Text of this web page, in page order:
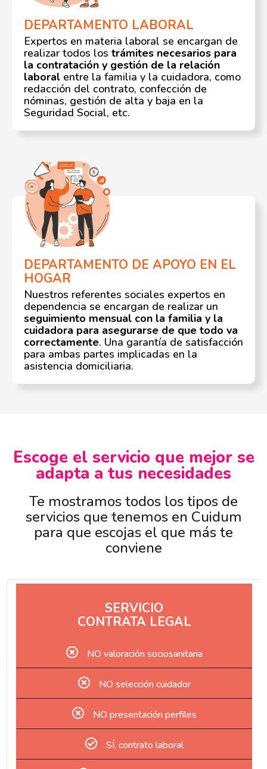
DEPARTAMENTO LABORAL
Expertos en materia laboral se encargan de
realizar todos los trámites necesarios para
la contratación y gestión de la relación
laboral entre la familia y la cuidadora, como
redacción del contrato, confección de
nóminas, gestión de alta y baja en la
Seguridad Social, etc.
DEPARTAMENTO DE APOYO EN EL
HOGAR
Nuestros referentes sociales expertos en
dependencia se encargan de realizar un
seguimiento mensual con la familia y la
cuidadora para asegurarse de que todo va
correctamente. Una garantía de satisfacción
para ambas partes implicadas en la
asistencia domiciliaria.
Escoge el servicio que mejor se
adapta a tus necesidades
Te mostramos todos los tipos de
servicios que tenemos en Cuidum
para que escojas el que más te
conviene
SERVICIO
CONTRATA LEGAL
NO valoración sociosanitaria
NO selección cuidador
NO presentación perfiles
SÍ, contrato laboral